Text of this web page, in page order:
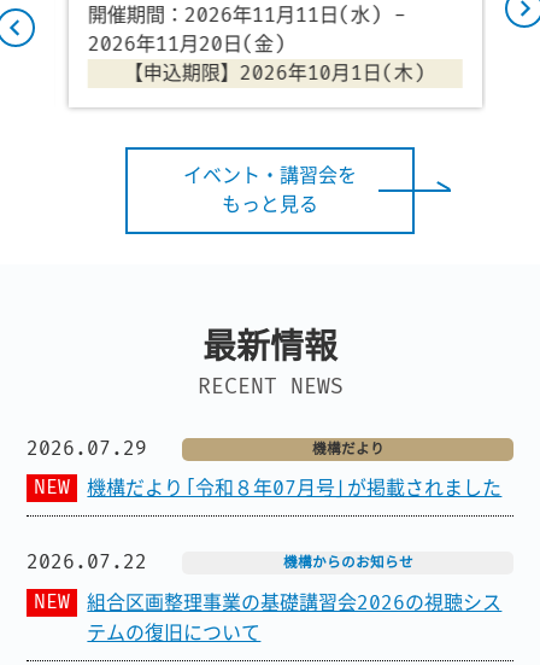
開催期間：2026年11月11日(水) -
2026年11月20日(金)
【申込期限】2026年10月1日(木)
イベント・講習会を
もっと見る
最新情報
RECENT NEWS
2026.07.29 機構だより
機構だより「令和８年07月号」が掲載されました
2026.07.22 機構からのお知らせ
組合区画整理事業の基礎講習会2026の視聴シス
テムの復旧について